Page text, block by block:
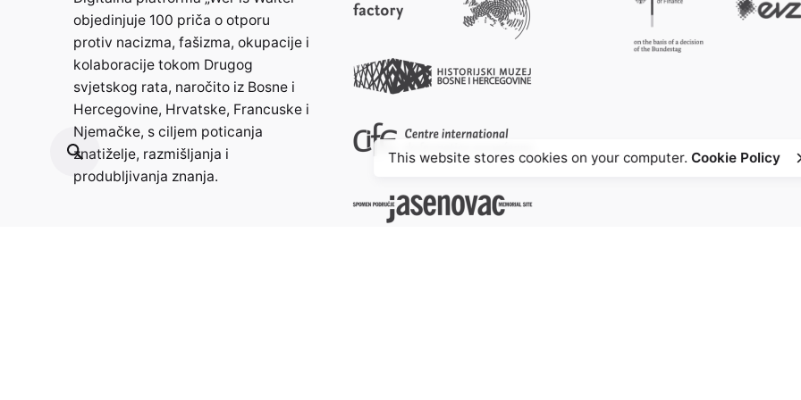
objedinjuje 100 priča o otporu
protiv nacizma, fašizma, okupacije i
kolaboracije tokom Drugog
svjetskog rata, naročito iz Bosne i
Hercegovine, Hrvatske, Francuske i
Njemačke, s ciljem poticanja
znatiželje, razmišljanja i
produbljivanja znanja.
This website stores cookies on your computer.Cookie Policy